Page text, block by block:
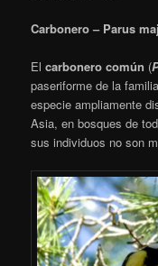
Carbonero – Parus
Elcarbonero común (
paseriforme de la
especie ampliamente
Asia, en bosques de
sus individuos no son